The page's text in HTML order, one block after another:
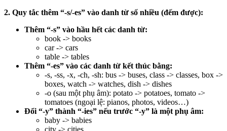
2. Quy tắc thêm “-s/-es” vào danh từ số nhiều (đếm được):
Thêm “-s” vào hầu hết các danh từ:
book -> books
car -> cars
table -> tables
Thêm “-es” vào các danh từ kết thúc bằng:
-s, -ss, -x, -ch, -sh: bus -> buses, class -> classes, box ->
boxes, watch -> watches, dish -> dishes
-o (sau một phụ âm): potato -> potatoes, tomato ->
tomatoes (ngoại lệ: pianos, photos, videos…)
Đổi “-y” thành “-ies” nếu trước “-y” là một phụ âm:
baby -> babies
city -> cities